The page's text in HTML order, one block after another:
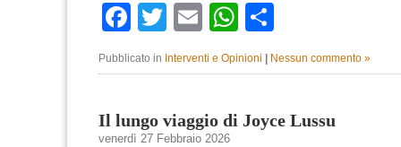
Facebook
TwitterEmailWhatsApp
Pubblicato in Interventi e Opinioni Nessun commento »
Il lungo viaggio di Joyce Lussu
venerdì 27 Febbraio 2026